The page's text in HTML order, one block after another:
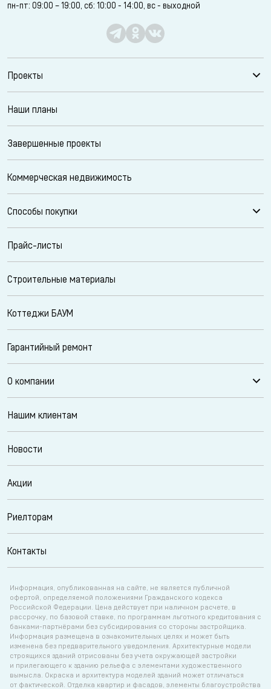
пн-пт: 09:00 – 19:00, сб: 10:00 - 14:00, вс - выходной
Проекты
Наши планы
Завершенные проекты
Коммерческая недвижимость
Способы покупки
Прайс-листы
Строительные материалы
Коттеджи БАУМ
Гарантийный ремонт
О компании
Нашим клиентам
Новости
Акции
Риелторам
Контакты
Информация, опубликованная на сайте, не является публичной
офертой, определяемой положениями Гражданского кодекса
Российской Федерации. Цена действует при наличном расчете, в
рассрочку, по базовой ставке, по программам льготного кредитования с
банками-партнёрами без субсидирования со стороны застройщика.
Информация размещена в ознакомительных целях и может быть
изменена без предварительного уведомления. Архитектурные модели
строящихся зданий отрисованы без учета окружающей застройки
и прилегающего к зданию рельефа с элементами художественного
вымысла. Окраска и архитектура моделей зданий может отличаться
от фактической. Отделка квартир и фасадов, элементы благоустройства